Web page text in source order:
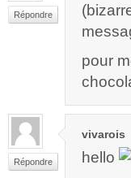
Répondre
pour
Répondre
vivarois
hello